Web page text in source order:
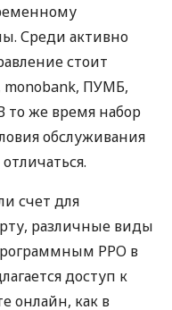
Среди активно
стоит
monobank, ПУМБ,
то же время набор
обслуживания
счет для
различные виды
РРО в
доступ к
онлайн, как в